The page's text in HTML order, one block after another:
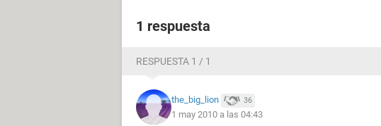
1 respuesta
RESPUESTA 1 / 1
the_big_lion 36
1 may 2010 a las 04:43